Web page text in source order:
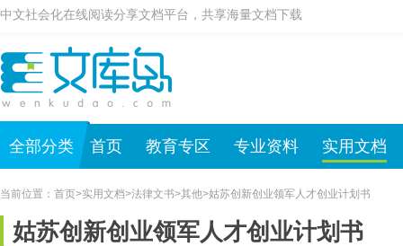
中文社会化在线阅读分享文档平台，共享海量文档下载
全部分类 首页 教育专区 专业资料 实用文档
当前位置： 首页>实用文档>法律文书>其他>姑苏创新创业领军人才创业计划书
姑苏创新创业领军人才创业计划书